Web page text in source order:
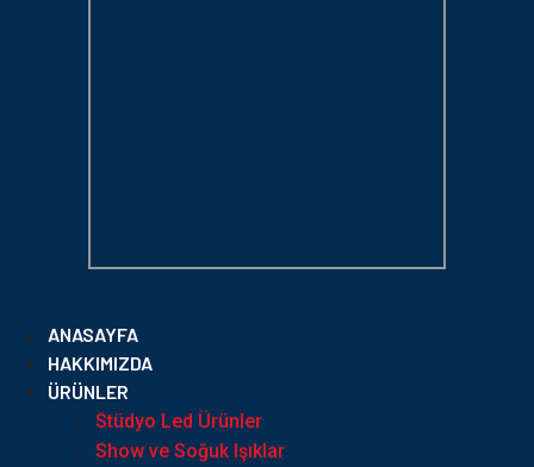
ANASAYFA
HAKKIMIZDA
ÜRÜNLER
Stüdyo Led Ürünler
Show ve Soğuk Işıklar